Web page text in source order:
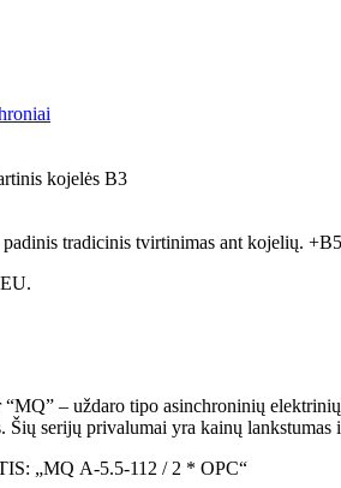
kojelės B3
tradicinis tvirtinimas ant kojelių.
– uždaro tipo asinchroninių
Šių serijų privalumai yra kainų lankstumas
„MQ A-5.5-112 / 2 * OPC“